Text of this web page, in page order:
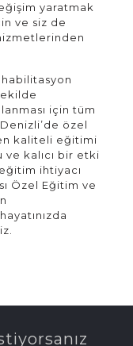
yaratmak
ve siz de
için tüm
özel
kaliteli eğitimi
ve kalıcı bir etki
ihtiyacı
Özel Eğitim ve